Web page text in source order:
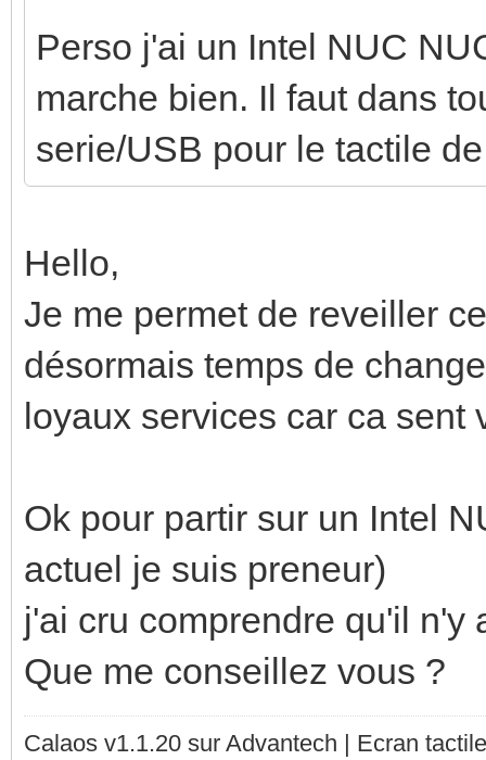
Perso j'ai un Intel NUC
marche bien. Il faut dans
serie/USB pour le tactile
Hello,
Je me permet de reveiller
désormais temps de
loyaux services car ca sent
Ok pour partir sur un Intel
actuel je suis preneur)
j'ai cru comprendre qu'il
Que me conseillez vous ?
Calaos v1.1.20 sur Advantech | Ecran